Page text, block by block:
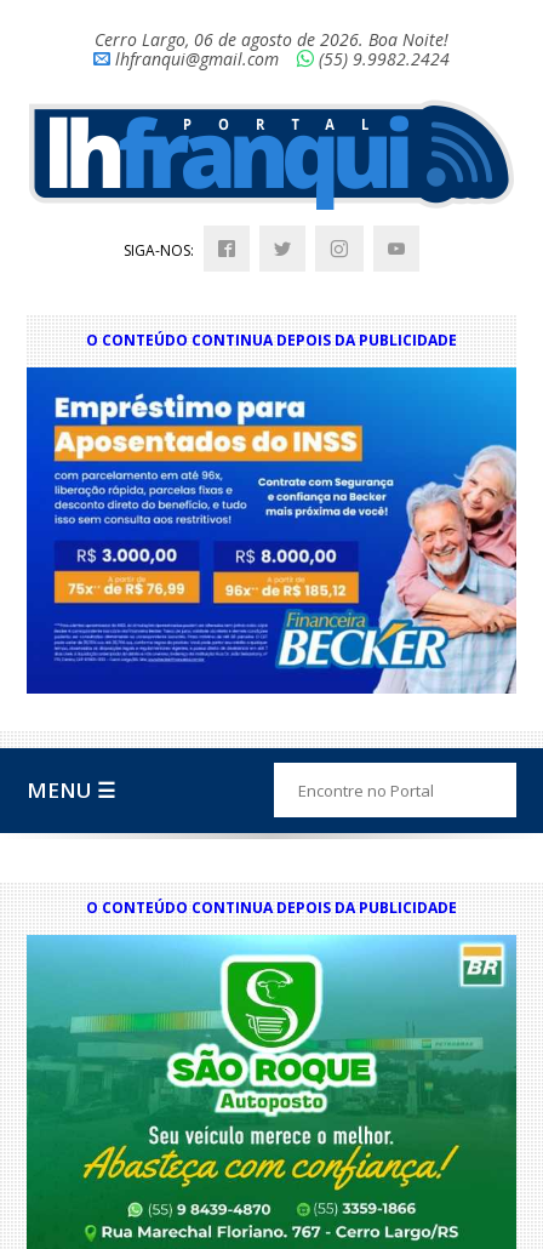
Cerro Largo, 06 de agosto de 2026. Boa Noite!
lhfranqui@gmail.com
(55) 9.9982.2424
SIGA-NOS:
O CONTEÚDO CONTINUA DEPOIS DA PUBLICIDADE
MENU ☰
O CONTEÚDO CONTINUA DEPOIS DA PUBLICIDADE